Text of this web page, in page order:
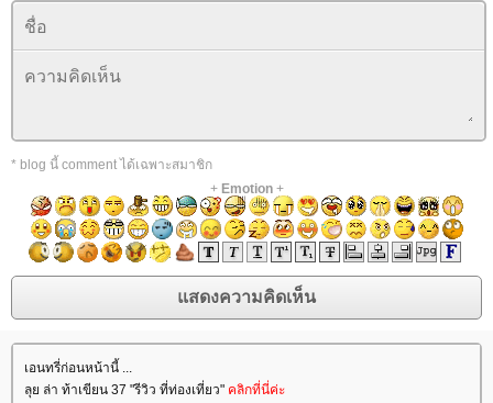
* blog นี้ comment ได้เฉพาะสมาชิก
+ Emotion+
เอนทรี่ก่อนหน้านี้ ...
ลุย ล่า ท้าเขียน 37 "รีวิว ที่ท่องเที่ยว" คลิกที่นี่ค่ะ